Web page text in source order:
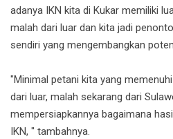
adanya IKN kita di Kukar memiliki
malah dari luar dan kita jadi
sendiri yang mengembangkan
"Minimal petani kita yang
dari luar, malah sekarang dari
mempersiapkannya bagaimana
IKN, " tambahnya.